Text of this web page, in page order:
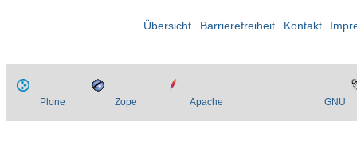
Übersicht Barrierefreiheit Kontakt
Plone Zope Apache GNU